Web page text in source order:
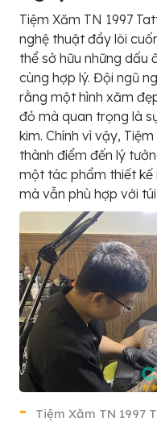
Tiệm Xăm TN 1997
nghệ thuật đầy lôi
thể sở hữu những dấu
cùng hợp lý. Đội ngũ
rằng một hình xăm
đỏ mà quan trọng là
kim. Chính vì vậy,
thành điểm đến lý
một tác phẩm thiết kế
mà vẫn phù hợp với túi
Tiệm Xăm TN 1997